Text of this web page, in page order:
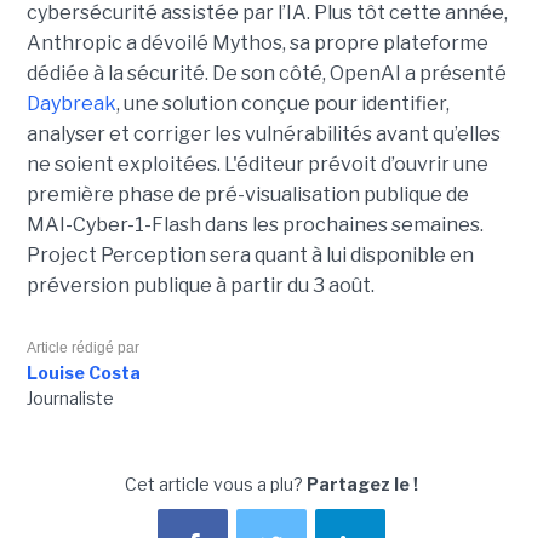
cybersécurité assistée par l’IA. Plus tôt cette année,
Anthropic a dévoilé Mythos, sa propre plateforme
dédiée à la sécurité. De son côté, OpenAI a présenté
Daybreak, une solution conçue pour identifier,
analyser et corriger les vulnérabilités avant qu’elles
ne soient exploitées. L'éditeur prévoit d’ouvrir une
première phase de pré-visualisation publique de
MAI-Cyber-1-Flash dans les prochaines semaines.
Project Perception sera quant à lui disponible en
préversion publique à partir du 3 août.
Article rédigé par
Louise Costa
Journaliste
Cet article vous a plu? Partagez le !